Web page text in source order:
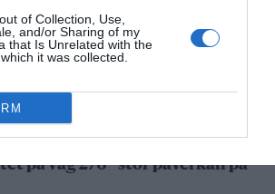
of Collection, Use,
and/or Sharing of my
that Is Unrelated with the
it was collected.
24°C 24°C 24°C
på väg 276 - stor påverkan på